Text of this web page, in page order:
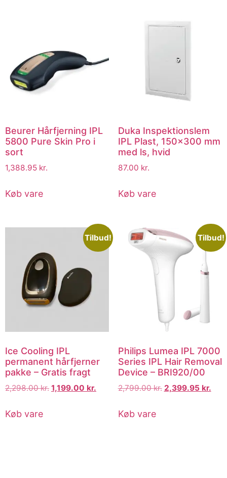
Beurer Hårfjerning IPL
5800 Pure Skin Pro i
sort
1,388.95 kr.
Køb vare
Duka Inspektionslem
IPL Plast, 150×300 mm
med ls, hvid
87.00 kr.
Køb vare
Tilbud!
Ice Cooling IPL
permanent hårfjerner
pakke – Gratis fragt
2,298.00kr. 1,199.00 kr.
Køb vare
Tilbud!
Philips Lumea IPL 7000
Series IPL Hair Removal
Device – BRI920/00
2,799.00kr. 2,399.95 kr.
Køb vare